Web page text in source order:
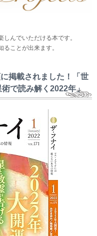
んでいただける本です。
ことが出来ます。
掲載されました！「世
で読み解く2022年」